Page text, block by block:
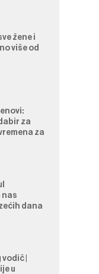
žene i
više od
za
za
nas
dana
|
u